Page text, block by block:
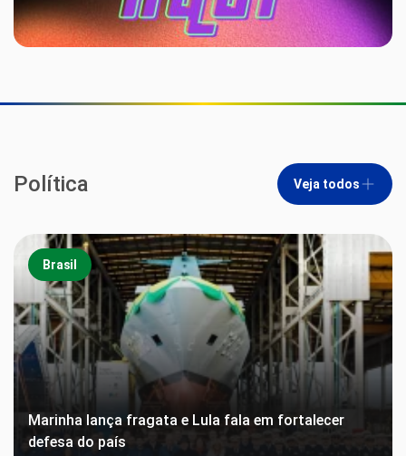
Política Veja todos
Brasil
Marinha lança fragata e Lula fala em fortalecer
defesa do país